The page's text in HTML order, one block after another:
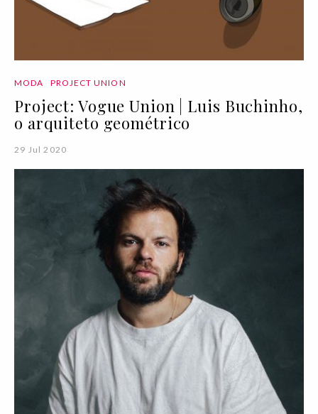
MODA PROJECT UNION
Project: Vogue Union | Luis Buchinho,
o arquiteto geométrico
29 Jul 2020